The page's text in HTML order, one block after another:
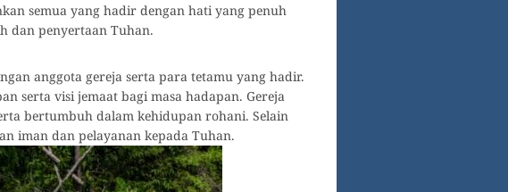
semua yang hadir dengan hati yang penuh
dan penyertaan Tuhan.
anggota gereja serta para tetamu yang hadir.
serta visi jemaat bagi masa hadapan. Gereja
bertumbuh dalam kehidupan rohani. Selain
iman dan pelayanan kepada Tuhan.